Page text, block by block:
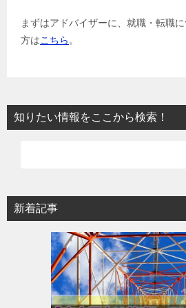
まずはアドバイザーに、就職・転職
方はこちら 。
知りたい情報をここから検索！
新着記事